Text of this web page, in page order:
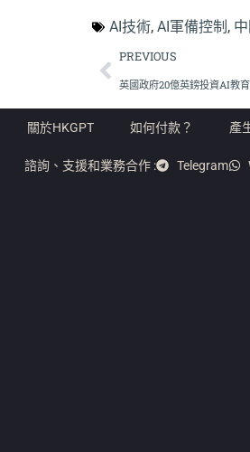
AI技術, AI軍備控制 ,
PREVIOUS
英國政府20億英鎊投資AI教
關於HKGPT 如何付款？ 產
諮詢、支援和業務合作 : Telegram